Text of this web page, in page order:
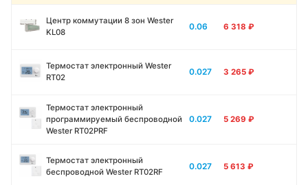
Центр коммутации 8 зон Wester
KL08
0.06 6 318 ₽
Термостат электронный Wester
RT02
0.027 3 265 ₽
Термостат электронный
программируемый беспроводной
Wester RT02PRF
0.027 5 269 ₽
Термостат электронный
беспроводной Wester RT02RF
0.027 5 613 ₽